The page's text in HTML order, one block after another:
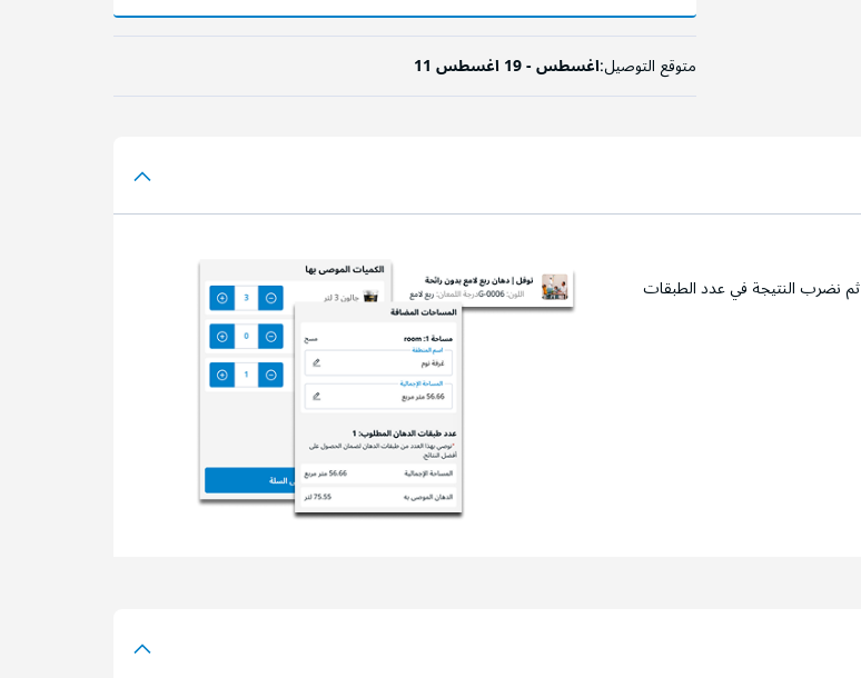
متوقع التوصيل:11 اغسطس - 19 اغسطس
نضرب النتيجة في عدد الطبقات